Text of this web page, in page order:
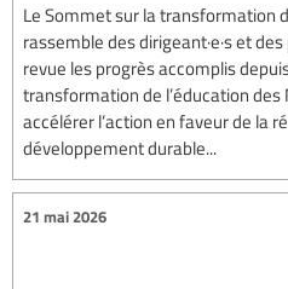
Le Sommet sur la transformation
rassemble des dirigeant·e·s et
revue les progrès accomplis
transformation de l’éducation
accélérer l’action en faveur de la
développement durable...
21 mai 2026